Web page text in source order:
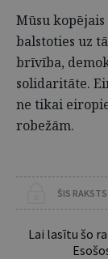
Mūsu
balstoties uz
brīvība,
solidaritāte.
ne tikai
robežām.
ŠIS
Lai lasītu šo